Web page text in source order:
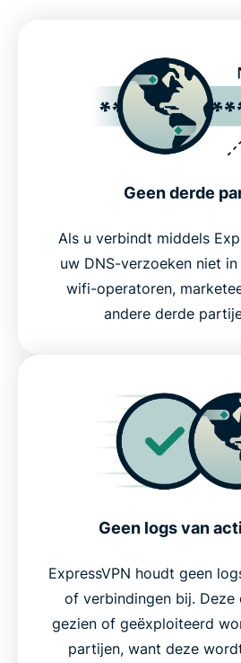
Geen derde
Als u verbindt middels
uw DNS-verzoeken niet
wifi-operatoren,
andere derde
Geen logs van
ExpressVPN houdt geen
of verbindingen bij. Deze
gezien of geëxploiteerd
partijen, want deze